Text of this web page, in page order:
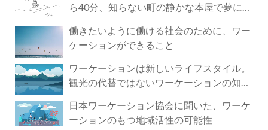
ら40分、知らない町の静かな本屋で夢に近
働きたいように働ける社会のために、ワー
ケーションができること
ワーケーションは新しいライフスタイル。
観光の代替ではないワーケーションの知ら
日本ワーケーション協会に聞いた、ワーケ
ーションのもつ地域活性の可能性